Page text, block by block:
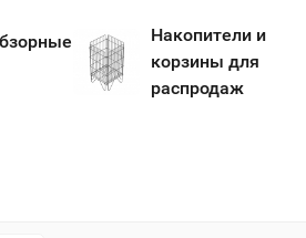
Накопители и
корзины для
распродаж